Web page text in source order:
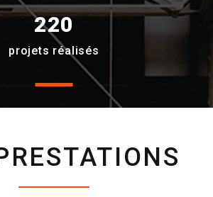
220
projets réalisés